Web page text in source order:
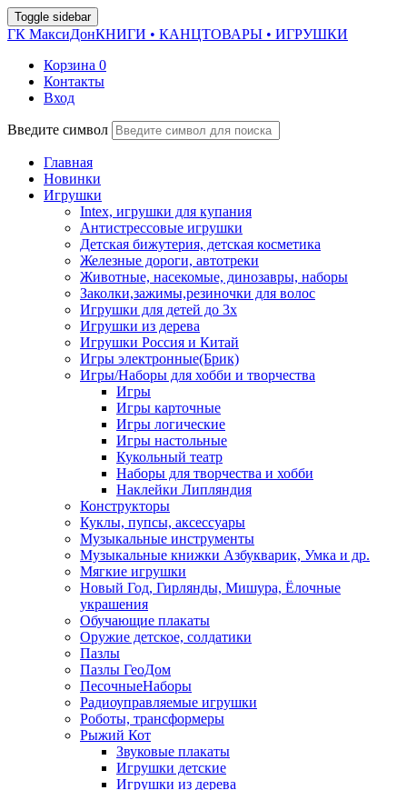
Toggle sidebar
ГК МаксиДонКНИГИ • КАНЦТОВАРЫ • ИГРУШКИ
Корзина 0
Контакты
Вход
Введите символ
Главная
Новинки
Игрушки
Intex, игрушки для купания
Антистрессовые игрушки
Детская бижутерия, детская косметика
Железные дороги, автотреки
Животные, насекомые, динозавры, наборы
Заколки,зажимы,резиночки для волос
Игрушки для детей до 3х
Игрушки из дерева
Игрушки Россия и Китай
Игры электронные(Брик)
Игры/Наборы для хобби и творчества
Игры
Игры карточные
Игры логические
Игры настольные
Кукольный театр
Наборы для творчества и хобби
Наклейки Липляндия
Конструкторы
Куклы, пупсы, аксессуары
Музыкальные инструменты
Музыкальные книжки Азбукварик, Умка и др.
Мягкие игрушки
Новый Год, Гирлянды, Мишура, Ёлочные
украшения
Обучающие плакаты
Оружие детское, солдатики
Пазлы
Пазлы ГеоДом
ПесочныеНаборы
Радиоуправляемые игрушки
Роботы, трансформеры
Рыжий Кот
Звуковые плакаты
Игрушки детские
Игрушки из дерева